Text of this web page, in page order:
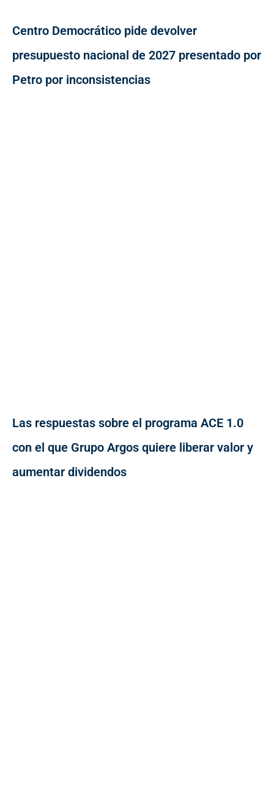
Centro Democrático pide devolver
presupuesto nacional de 2027 presentado por
Petro por inconsistencias
Las respuestas sobre el programa ACE 1.0
con el que Grupo Argos quiere liberar valor y
aumentar dividendos